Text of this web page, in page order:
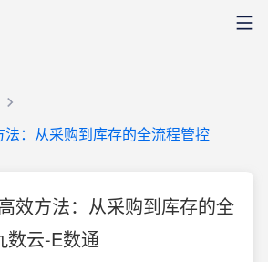
：从采购到库存的全流程管控
效方法：从采购到库存的全
数云-E数通